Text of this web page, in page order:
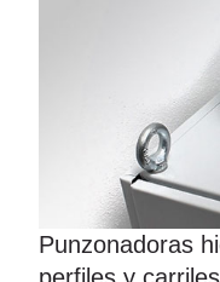
Punzonadoras